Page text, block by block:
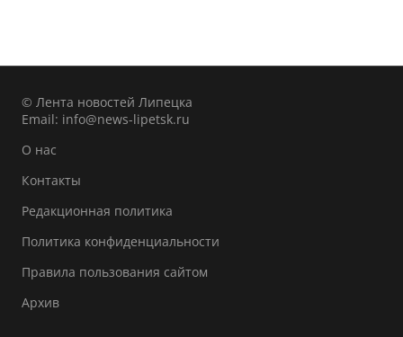
© Лента новостей Липецка
Email: info@news-lipetsk.ru
О нас
Контакты
Редакционная политика
Политика конфиденциальности
Правила пользования сайтом
Архив